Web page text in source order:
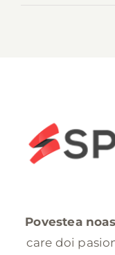
Povestea
care doi